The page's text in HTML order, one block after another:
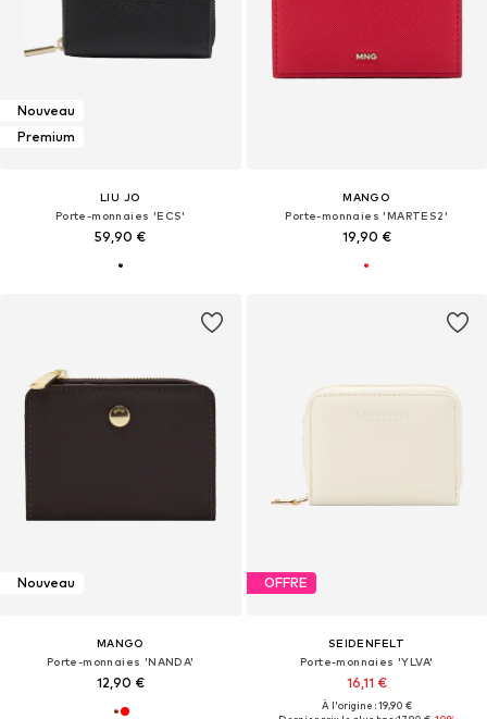
Nouveau
Premium
LIU JO
Porte-monnaies 'ECS'
59,90 €
MANGO
Porte-monnaies 'MARTES2'
19,90 €
Nouveau
MANGO
Porte-monnaies 'NANDA'
12,90 €
OFFRE
SEIDENFELT
Porte-monnaies 'YLVA'
16,11 €
À l'origine : 19,90 €